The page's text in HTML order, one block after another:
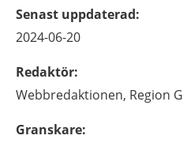
Senast uppdaterad:
2024-06-20
Redaktör:
Webbredaktionen, Region
Granskare: